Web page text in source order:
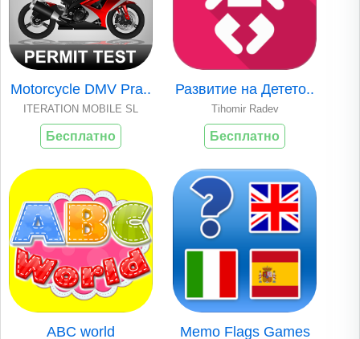
Motorcycle DMV Pra..
ITERATION MOBILE SL
Бесплатно
Развитие на Детето..
Tihomir Radev
Бесплатно
ABC world Memo Flags Games